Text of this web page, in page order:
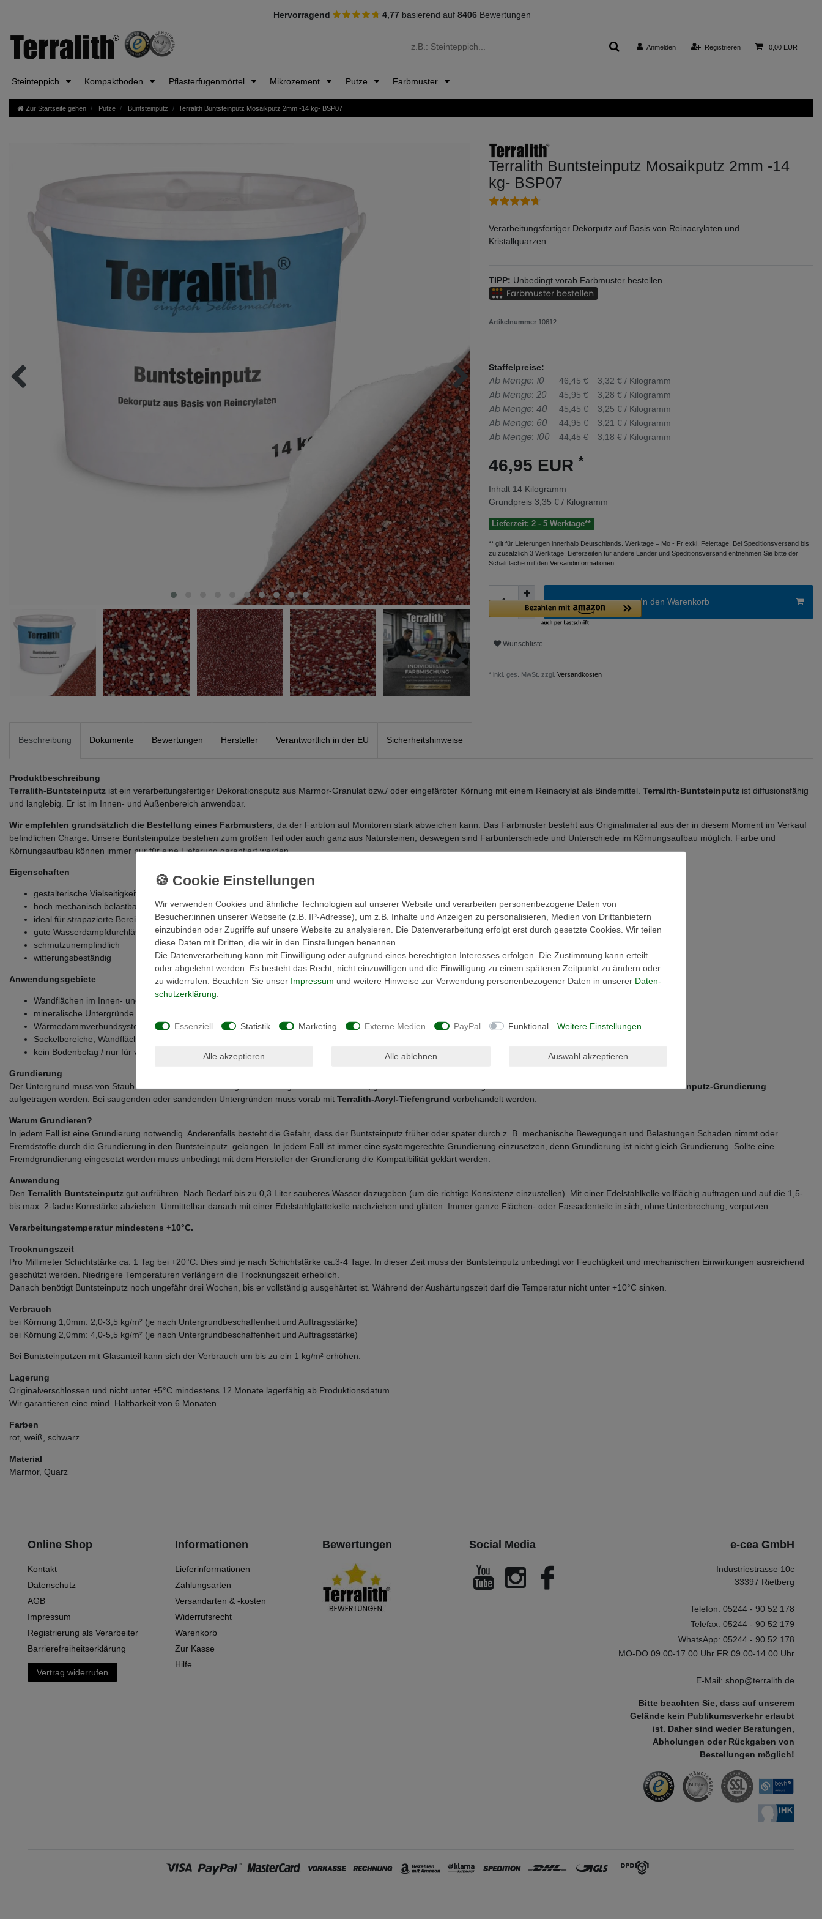
Hervorragend 4,77 basierend auf 8406 Bewertungen
Anmelden Registrieren 0,00 EUR
Steinteppich Kompaktboden Pflasterfugenmörtel Mikrozement Putze Farbmuster
Zur Startseite gehen Putze Buntsteinputz Terralith Buntsteinputz Mosaikputz 2mm -14 kg- BSP07
Terralith Buntsteinputz Mosaikputz 2mm -14
kg- BSP07
Verarbeitungsfertiger Dekorputz auf Basis von Reinacrylaten und
Kristallquarzen.
TIPP: Unbedingt vorab Farbmuster bestellen
Artikelnummer 10612
Staffelpreise:
Ab Menge: 10 46,45 € 3,32 € / Kilogramm
Ab Menge: 20 45,95 € 3,28 € / Kilogramm
Ab Menge: 40 45,45 € 3,25 € / Kilogramm
Ab Menge: 60 44,95 € 3,21 € / Kilogramm
Ab Menge: 100 44,45 € 3,18 € / Kilogramm
46,95 EUR *
Inhalt 14 Kilogramm
Grundpreis 3,35 € / Kilogramm
Lieferzeit: 2 - 5 Werktage**
** gilt für Lieferungen innerhalb Deutschlands. Werktage = Mo - Fr exkl. Feiertage. Bei Speditionsversand bis
zu zusätzlich 3 Werktage. Lieferzeiten für andere Länder und Speditionsversand entnehmen Sie bitte der
Schaltfläche mit den Versandinformationen
In den Warenkorb
Wunschliste
* inkl. ges. MwSt. zzgl. Versandkosten
Beschreibung Dokumente Bewertungen Hersteller Verantwortlich in der EU Sicherheitshinweise
Produktbeschreibung
Terralith-Buntsteinputz ist ein verarbeitungsfertiger Dekorationsputz aus Marmor-Granulat bzw./ oder eingefärbter Körnung mit einem Reinacrylat als Bindemittel. Terralith-Buntsteinputz ist diffusionsfähig
und langlebig. Er ist im Innen- und Außenbereich anwendbar.
Wir empfehlen grundsätzlich die Bestellung eines Farbmusters , da der Farbton auf Monitoren stark abweichen kann. Das Farbmuster besteht aus Originalmaterial aus der in diesem Moment im Verkauf
befindlichen Charge. Unsere Buntsteinputze bestehen zum großen Teil oder auch ganz aus Natursteinen, deswegen sind Farbunterschiede und Unterschiede im Körnungsaufbau möglich. Farbe und
Körnungsaufbau können immer nur für eine Lieferung garantiert werden.
Eigenschaften
gestalterische Vielseitigkeit mit rund 200 verschiedenen Variationen
hoch mechanisch belastbar
ideal für strapazierte Bereiche wie Sockel oder Eingangsbereiche
gute Wasserdampfdurchlässigkeit
schmutzunempfindlich
witterungsbeständig
Anwendungsgebiete
Wandflächen im Innen- und Außenbereich
mineralische Untergründe
Wärmedämmverbundsysteme
Sockelbereiche, Wandflächen in Treppenhäusern, Fluren, Garagen etc.
kein Bodenbelag / nur für vertikale Flächen
Grundierung
Der Untergrund muss von Staub, Schmutz und Putzhaftung beeinträchtigenden Teilen befreit, geschlossen und ebenflächig sein. Als Grundanstrich muss die
Terralith Bunsteinputz-Grundierung
aufgetragen werden. Bei saugenden oder sandenden Untergründen muss vorab mit Terralith-Acryl-Tiefengrund vorbehandelt werden.
Warum Grundieren?
In jedem Fall ist eine Grundierung notwendig. Anderenfalls besteht die Gefahr, dass der Buntsteinputz früher oder später durch z. B. mechanische Bewegungen und Belastungen Schaden nimmt oder
Fremdstoffe durch die Grundierung in den Buntsteinputz gelangen. In jedem Fall ist immer eine systemgerechte Grundierung einzusetzen, denn Grundierung ist nicht gleich Grundierung. Sollte eine
Fremdgrundierung eingesetzt werden muss unbedingt mit dem Hersteller der Grundierung die Kompatibilität geklärt werden.
Anwendung
Den Terralith Buntsteinputz gut aufrühren. Nach Bedarf bis zu 0,3 Liter sauberes Wasser dazugeben (um die richtige Konsistenz einzustellen). Mit einer Edelstahlkelle vollflächig auftragen und auf die 1,5-
bis max. 2-fache Kornstärke abziehen. Unmittelbar danach mit einer Edelstahlglättekelle nachziehen und glätten. Immer ganze Flächen- oder Fassadenteile in sich, ohne Unterbrechung, verputzen.
Verarbeitungstemperatur mindestens +10°C.
Trocknungszeit
Pro Millimeter Schichtstärke ca. 1 Tag bei +20°C. Dies sind je nach Schichtstärke ca.3-4 Tage. In dieser Zeit muss der Buntsteinputz unbedingt vor Feuchtigkeit und mechanischen Einwirkungen ausreichend
geschützt werden. Niedrigere Temperaturen verlängern die Trocknungszeit erheblich.
Danach benötigt Buntsteinputz noch ungefähr drei Wochen, bis er vollständig ausgehärtet ist. Während der Aushärtungszeit darf die Temperatur nicht unter +10°C sinken.
Verbrauch
bei Körnung 1,0mm: 2,0-3,5 kg/m² (je nach Untergrundbeschaffenheit und Auftragsstärke)
bei Körnung 2,0mm: 4,0-5,5 kg/m² (je nach Untergrundbeschaffenheit und Auftragsstärke)
Bei Buntsteinputzen mit Glasanteil kann sich der Verbrauch um bis zu ein 1 kg/m² erhöhen.
Lagerung
Originalverschlossen und nicht unter +5°C mindestens 12 Monate lagerfähig ab Produktionsdatum.
Wir garantieren eine mind. Haltbarkeit von 6 Monaten.
Farben
rot, weiß, schwarz
Material
Marmor, Quarz
Online Shop
Kontakt
Datenschutz
AGB
Impressum
Registrierung als Verarbeiter
Barrierefreiheitserklärung
Vertrag widerrufen
Informationen
Lieferinformationen
Zahlungsarten
Versandarten & -kosten
Widerrufsrecht
Warenkorb
Zur Kasse
Hilfe
Bewertungen Social Media e-cea GmbH
Industriestrasse 10c
33397 Rietberg
Telefon: 05244 - 90 52 178
Telefax: 05244 - 90 52 179
WhatsApp: 05244 - 90 52 178
MO-DO 09.00-17.00 Uhr FR 09.00-14.00 Uhr
E-Mail: shop@terralith.de
Bitte beachten Sie, dass auf unserem
Gelände kein Publikumsverkehr erlaubt
ist. Daher sind weder Beratungen,
Abholungen oder Rückgaben von
Bestellungen möglich!
Wir verwenden Cookies und ähnliche Technologien auf unserer Website und verarbeiten personenbezogene Daten von
Besucher:innen unserer Webseite (z.B. IP-Adresse), um z.B. Inhalte und Anzeigen zu personalisieren, Medien von Drittanbietern
einzubinden oder Zugriffe auf unsere Website zu analysieren. Die Datenverarbeitung erfolgt erst durch gesetzte Cookies. Wir teilen
diese Daten mit Dritten, die wir in den Einstellungen benennen.
Die Datenverarbeitung kann mit Einwilligung oder aufgrund eines berechtigten Interesses erfolgen. Die Zustimmung kann erteilt
oder abgelehnt werden. Es besteht das Recht, nicht einzuwilligen und die Einwilligung zu einem späteren Zeitpunkt zu ändern oder
zu widerrufen. Beachten Sie unser Impressum und weitere Hinweise zur Verwendung personenbezogener Daten in unserer Daten­
schutz­erklärung
Essenziell Statistik Marketing Externe Medien PayPal Funktional Weitere Einstellungen
Alle akzeptieren Alle ablehnen Auswahl akzeptieren